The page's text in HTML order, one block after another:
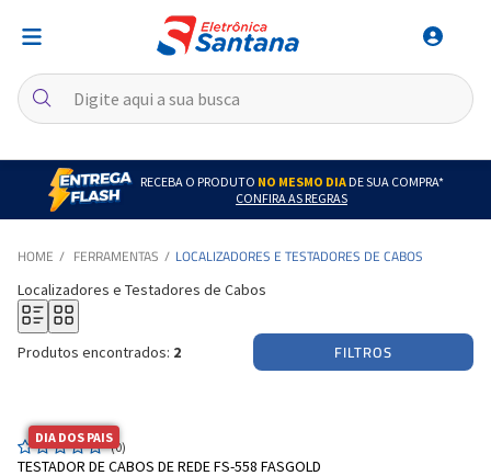
RECEBA O PRODUTO NO MESMO DIADE SUA COMPRA*
CONFIRA AS REGRAS
FERRAMENTAS LOCALIZADORES E TESTADORES DE CABOS
Localizadores e Testadores de Cabos
Produtos encontrados: 2 FILTROS
DIA DOS PAIS
(0)
TESTADOR DE CABOS DE REDE FS-558 FASGOLD